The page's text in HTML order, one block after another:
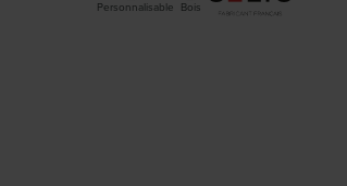
Personnalisable Bois